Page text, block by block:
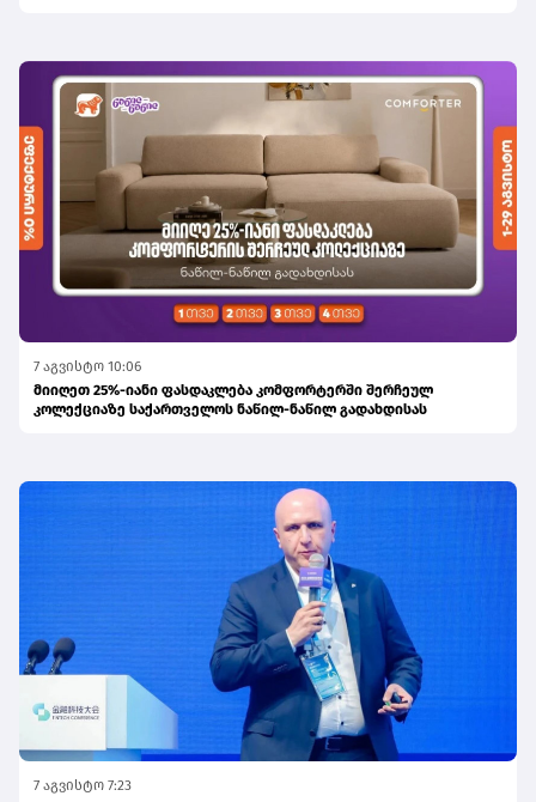
7 აგვისტო 10:06
მიიღეთ 25%-იანი ფასდაკლება კომფორტერში შერჩეულ
კოლექციაზე საქართველოს ნაწილ-ნაწილ გადახდისას
7 აგვისტო 7:23